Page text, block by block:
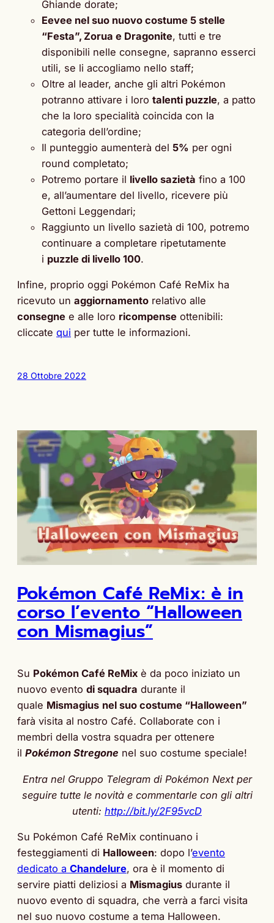
Ghiande dorate;
Eevee nel suo nuovo costume 5 stelle
“Festa”, Zorua e Dragonite, tutti e tre
disponibili nelle consegne, sapranno esserci
utili, se li accogliamo nello staff;
Oltre al leader, anche gli altri Pokémon
potranno attivare i loro talenti puzzle, a patto
che la loro specialità coincida con la
categoria dell’ordine;
Il punteggio aumenterà del 5% per ogni
round completato;
Potremo portare il livello sazietà fino a 100
e, all’aumentare del livello, ricevere più
Gettoni Leggendari;
Raggiunto un livello sazietà di 100, potremo
continuare a completare ripetutamente
i puzzle di livello 100.
Infine, proprio oggi Pokémon Café ReMix ha
ricevuto un aggiornamento relativo alle
consegne e alle loro ricompense ottenibili:
cliccate qui per tutte le informazioni.
28 Ottobre 2022
Pokémon Café ReMix: è in
corso l’evento “Halloween
con Mismagius”
Su Pokémon Café ReMix è da poco iniziato un
nuovo evento di squadra durante il
quale Mismagius nel suo costume “Halloween”
farà visita al nostro Café. Collaborate con i
membri della vostra squadra per ottenere
il Pokémon Stregone nel suo costume speciale!
Entra nel Gruppo Telegram di Pokémon Next per
seguire tutte le novità e commentarle con gli altri
utenti: http://bit.ly/2F95vcD
Su Pokémon Café ReMix continuano i
festeggiamenti di Halloween: dopo l’evento
dedicato a Chandelure, ora è il momento di
servire piatti deliziosi a Mismagius durante il
nuovo evento di squadra, che verrà a farci visita
nel suo nuovo costume a tema Halloween.